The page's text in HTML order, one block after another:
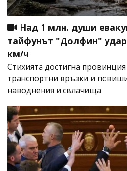
Над 1 млн. души
тайфунът "Долфин"
км/ч
Стихията достигна
транспортни връзки и
наводнения и свлачища